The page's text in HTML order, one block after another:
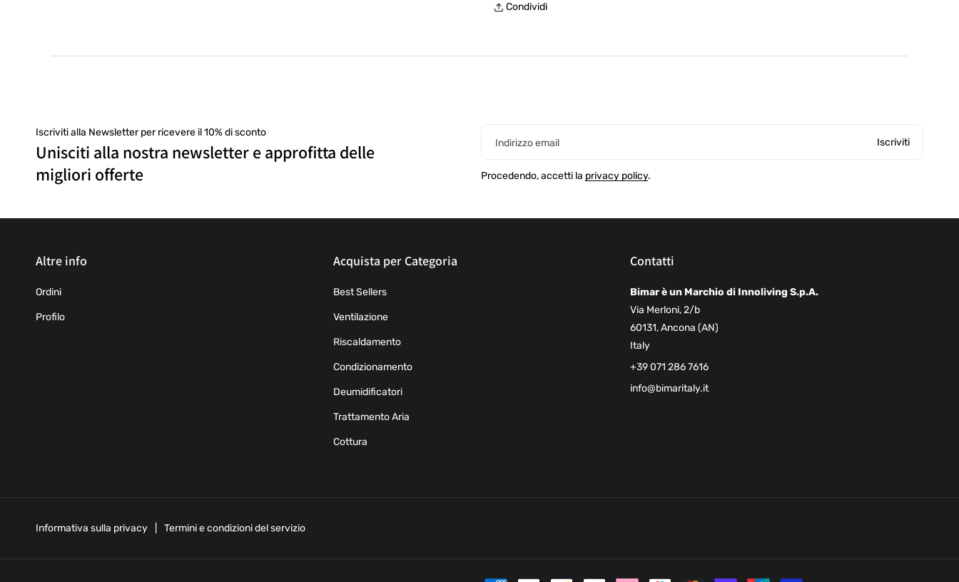
Condividi
Iscriviti alla Newsletter per ricevere il 10% di sconto
Unisciti alla nostra newsletter e approfitta delle
migliori offerte
Indirizzo email Iscriviti
Procedendo, accetti la privacy policy.
Altre info
Ordini
Profilo
Acquista per Categoria
Best Sellers
Ventilazione
Riscaldamento
Condizionamento
Deumidificatori
Trattamento Aria
Cottura
Contatti
Bimar è un Marchio di Innoliving S.p.A.
Via Merloni, 2/b
60131, Ancona (AN)
Italy
+39 071 286 7616
info@bimaritaly.it
Informativa sulla privacy Termini e condizioni del servizio